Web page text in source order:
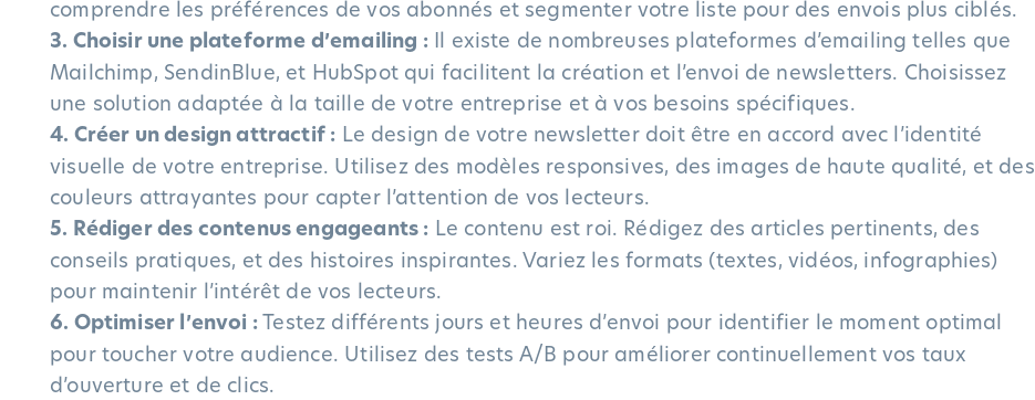
comprendre les préférences de vos abonnés et segmenter votre liste pour des envois plus ciblés.
3. Choisir une plateforme d’emailing :Il existe de nombreuses plateformes d’emailing telles que
Mailchimp, SendinBlue, et HubSpot qui facilitent la création et l’envoi de newsletters. Choisissez
une solution adaptée à la taille de votre entreprise et à vos besoins spécifiques.
4. Créer un design attractif : Le design de votre newsletter doit être en accord avec l’identité
visuelle de votre entreprise. Utilisez des modèles responsives, des images de haute qualité, et des
couleurs attrayantes pour capter l’attention de vos lecteurs.
5. Rédiger des contenus engageants : Le contenu est roi. Rédigez des articles pertinents, des
conseils pratiques, et des histoires inspirantes. Variez les formats (textes, vidéos, infographies)
pour maintenir l’intérêt de vos lecteurs.
6. Optimiser l’envoi :Testez différents jours et heures d’envoi pour identifier le moment optimal
pour toucher votre audience. Utilisez des tests A/B pour améliorer continuellement vos taux
d’ouverture et de clics.